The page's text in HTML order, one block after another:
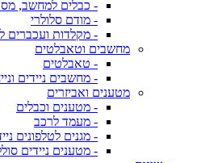
- כבלים למחשב,
- מודם סלולרי
- מקלדות ועכברים
מחשבים וטאבלטים
- טאבלטים
- מחשבים ניידים
מטענים ואביזרים
- מטענים וכבלים
- מעמד לרכב
- מגנים לטלפונים
- מטענים ניידים